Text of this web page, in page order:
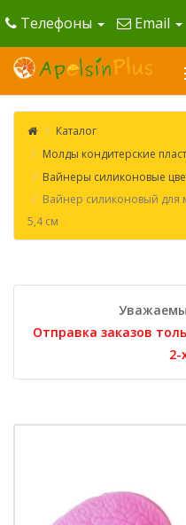
Телефоны Email
Каталог
Молды кондитерские
Вайнеры силиконовые
Вайнер силиконовый для
5,4 см
Отправка заказов
2-